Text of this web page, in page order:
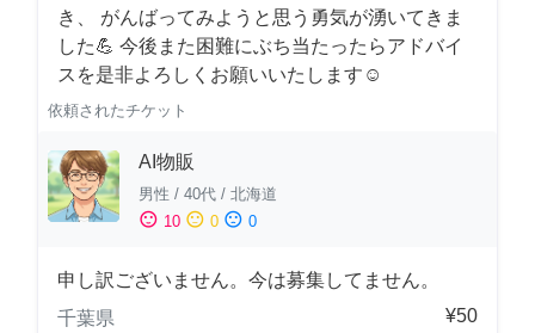
き、 がんばってみようと思う勇気が湧いてきま
した💪 今後また困難にぶち当たったらアドバイ
スを是非よろしくお願いいたします☺️
依頼されたチケット
AI物販
男性 / 40代 / 北海道
sentiment_satisfied 10 sentiment_neutral 0 sentiment_dissatisfied 0
申し訳ございません。今は募集してません。
千葉県
¥50